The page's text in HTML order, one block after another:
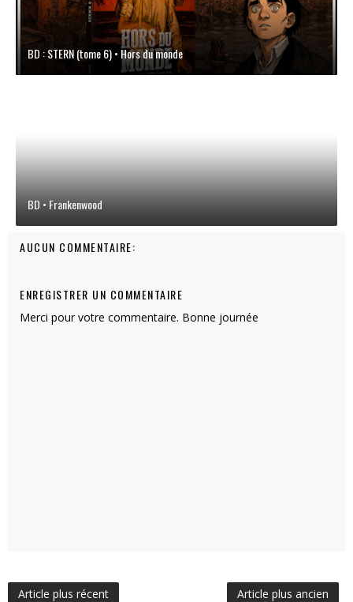
BD : STERN (tome 6) • Hors du monde
BD • Frankenwood
AUCUN COMMENTAIRE:
ENREGISTRER UN COMMENTAIRE
Merci pour votre commentaire. Bonne journée
Article plus récent Article plus ancien